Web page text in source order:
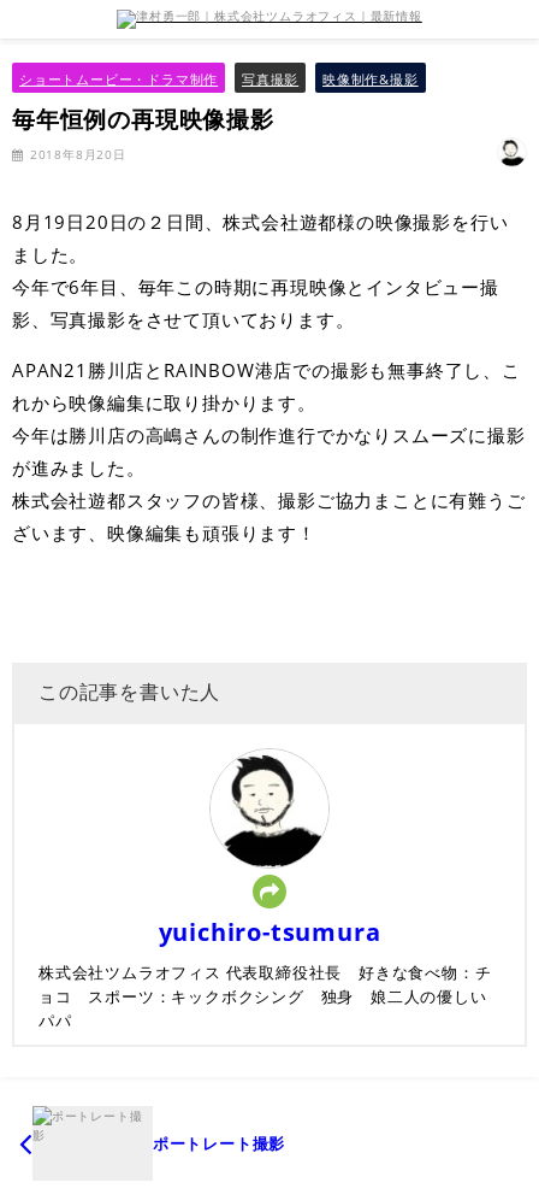
ショートムービー・ドラマ制作 写真撮影 映像制作&撮影
毎年恒例の再現映像撮影
2018年8月20日
8月19日20日の２日間、株式会社遊都様の映像撮影を行い
ました。
今年で6年目、毎年この時期に再現映像とインタビュー撮
影、写真撮影をさせて頂いております。
APAN21勝川店とRAINBOW港店での撮影も無事終了し、こ
れから映像編集に取り掛かります。
今年は勝川店の高嶋さんの制作進行でかなりスムーズに撮影
が進みました。
株式会社遊都スタッフの皆様、撮影ご協力まことに有難うご
ざいます、映像編集も頑張ります！
この記事を書いた人
yuichiro-tsumura
株式会社ツムラオフィス 代表取締役社長 好きな食べ物：チ
ョコ スポーツ：キックボクシング 独身 娘二人の優しい
パパ
ポートレート撮影